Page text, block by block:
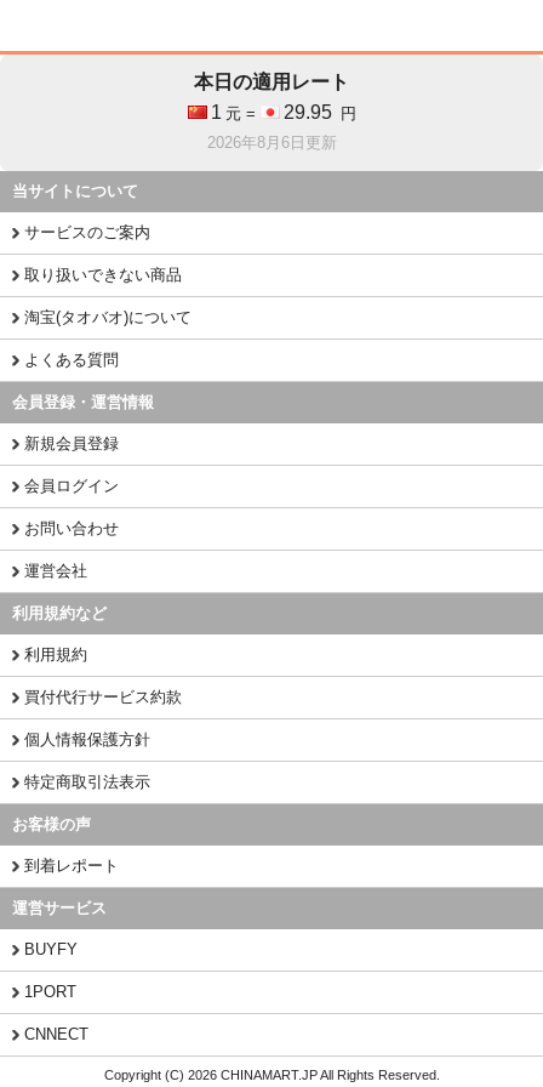
本日の適用レート
1 元 = 29.95
円
2026年8月6日更新
当サイトについて
サービスのご案内
取り扱いできない商品
淘宝(タオバオ)について
よくある質問
会員登録・運営情報
新規会員登録
会員ログイン
お問い合わせ
運営会社
利用規約など
利用規約
買付代行サービス約款
個人情報保護方針
特定商取引法表示
お客様の声
到着レポート
運営サービス
BUYFY
1PORT
CNNECT
Copyright (C) 2026 CHINAMART.JP All Rights Reserved.